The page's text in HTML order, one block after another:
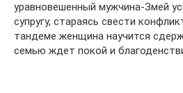
уравновешенный мужчина-Змей
супругу, стараясь свести
тандеме женщина научится
семью ждет покой и